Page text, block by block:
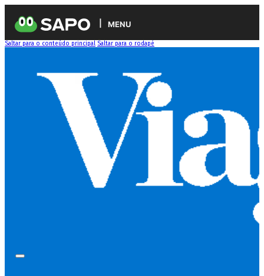
MENU
Saltar para o conteúdo principal Saltar para o rodapé